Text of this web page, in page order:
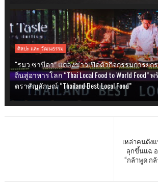
ศิลปะ และ วัฒนธรรม
"รมว.ซาบีดา” แถลงข่าวเปิดตัวกิจกรรมการย
ถิ่นสู่อาหารโลก “Thai Local Food to World
ตราสัญลักษณ์ “Thailand Best Local Food”
เหล่าคนดังแ
ลุกขึ้นแฉ
“กล้าพูด ก